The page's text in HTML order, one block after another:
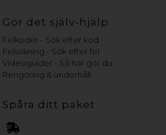
Gör det själv-hjälp
Felkoder - Sök efter kod
Felsökning - Sök efter fel
Videoguider - Så här gör du
Rengöring & underhåll
Spåra ditt paket